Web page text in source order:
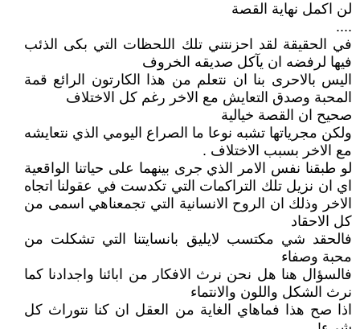
لن اكمل نهاية القصة
....
في الحقيقة لقد احزنتني تلك اللحظات التي بكى الذئب
فيها لرفضه ان يآكل صديقه الخروف
اليس بالاحرى بنا ان نتعلم من هذا الكارتون الرائع قمة
المحبة وصدق التعايش مع الاخر رغم كل الاختلاف
صحيح ان القصة خيالية
ولكن مجرياتها تشبه نوعا ما الصراع اليومي الذي نتعايشه
مع الاخر بسبب الاختلاف .
لو طبقنا نفس الامر الذي جرى بينهما على حياتنا الواقعية
اي ان نزيل تلك التراكمات التي تكدست في عقولنا اتجاه
الاخر وذلك ان الروح الانسانية التي تجمعناهي اسمى من
كل الاحقاد
فالحقد شي مكتسب لايليق بانسايتنا التي تشكلت من
محبة وصفاء
فالسؤال هنا هل نحن نرث الافكار من ابائنا واجدادنا كما
نرث الشكل واللون والانتماء
اذا صح هذا فماهاي الغاية من العقل ان كنا نتوراث كل